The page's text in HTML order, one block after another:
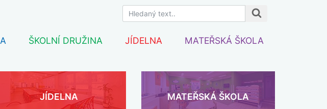
ŠKOLNÍ DRUŽINA JÍDELNA MATEŘSKÁ ŠKOLA
JÍDELNA MATEŘSKÁ ŠKOLA